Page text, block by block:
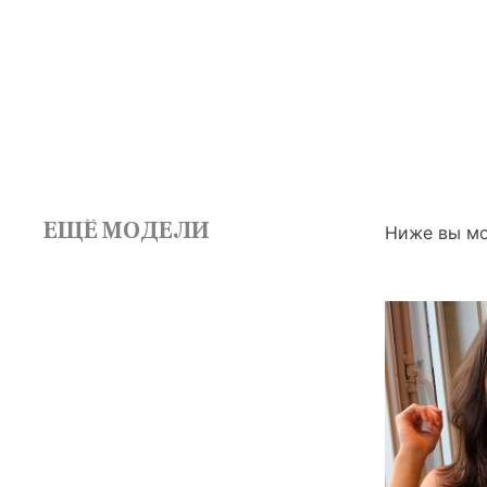
ЕЩЁ МОДЕЛИ Ниже вы